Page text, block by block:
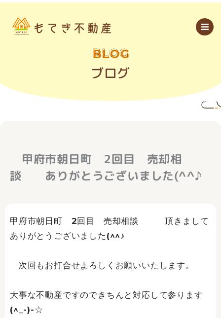
内
BLOG
ブログ
甲府市朝日町 2回目 売却相
談 ありがとうございました(^^♪
甲府市朝日町 2回目 売却相談 頂きまして
ありがとうございました(^^♪
次回もお打合せよろしくお願いいたします。
大事な不動産ですのできちんと対応して参ります
(^_-)-☆